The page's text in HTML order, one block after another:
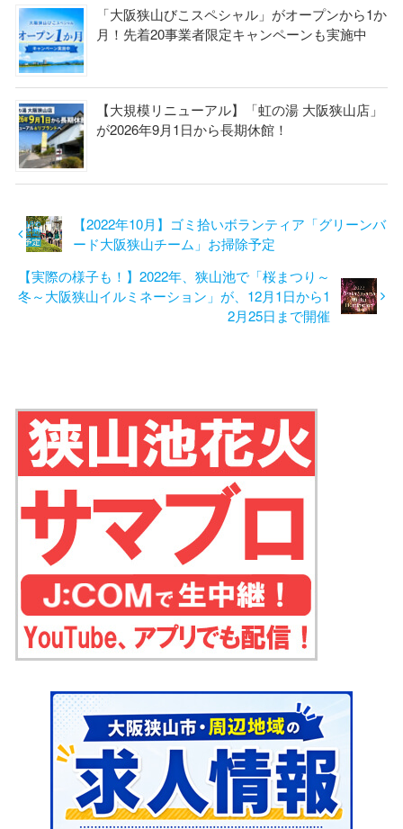
「大阪狭山びこスペシャル」がオープンから1か
月！先着20事業者限定キャンペーンも実施中
【大規模リニューアル】「虹の湯 大阪狭山店」
が2026年9月1日から長期休館！
【2022年10月】ゴミ拾いボランティア「グリーンバ
ード大阪狭山チーム」お掃除予定
【実際の様子も！】2022年、狭山池で「桜まつり～
冬～大阪狭山イルミネーション」が、12月1日から1
2月25日まで開催